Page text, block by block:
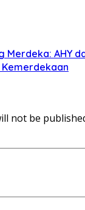
Merdeka: AHY
not be